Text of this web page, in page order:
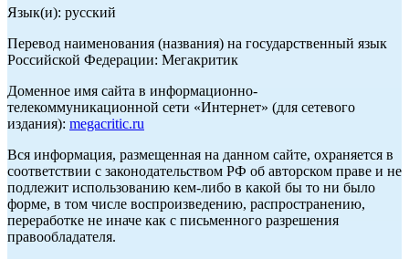
Язык(и): русский
Перевод наименования (названия) на государственный язык
Российской Федерации: Мегакритик
Доменное имя сайта в информационно-
телекоммуникационной сети «Интернет» (для сетевого
издания): megacritic.ru
Вся информация, размещенная на данном сайте, охраняется в
соответствии с законодательством РФ об авторском праве и не
подлежит использованию кем-либо в какой бы то ни было
форме, в том числе воспроизведению, распространению,
переработке не иначе как с письменного разрешения
правообладателя.